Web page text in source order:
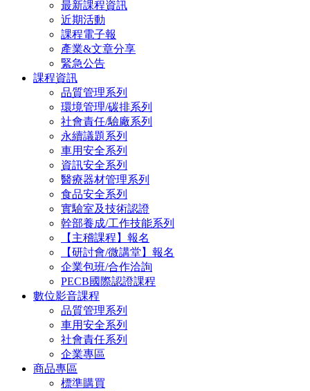
最新課程資訊
近期活動
課程電子報
產業&文章分享
緊急公告
課程資訊
品質管理系列
環境管理/碳排系列
社會責任/驗廠系列
永續議題系列
車用安全系列
資訊安全系列
醫療器材管理系列
食品安全系列
實驗室及技術認證
幹部養成/工作技能系列
【主稽課程】報名
【研討會/微講堂】報名
企業包班/合作洽詢
PECB國際認證課程
數位影音課程
品質管理系列
車用安全系列
社會責任系列
企業專區
商品專區
標準購買